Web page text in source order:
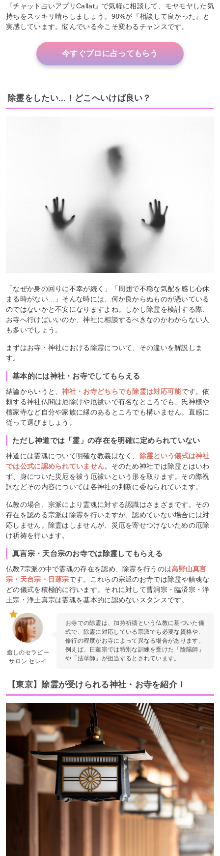
『チャット占いアプリCallat』で気軽に相談して、モヤモヤした気
持ちをスッキリ晴らしましょう。98%が『相談して良かった』と
実感しています。悩んでいる今こそ変わるチャンスです。
今すぐプロに占ってもらう
除霊をしたい...！どこへいけば良い？
「なぜか身の回りに不幸が続く」「周囲で不穏な気配を感じ心休
まる時がない…」そんな時には、何か良からぬものが憑いている
のではないかと不安になりますよね。しかし除霊を検討する際、
お寺へ行けばいいのか、神社に相談するべきなのかわからない人
も多いでしょう。
まずはお寺・神社における除霊について、その違いを解説しま
す。
基本的には神社・お寺でしてもらえる
結論からいうと、神社・お寺どちらでも除霊は対応可能です。依
頼する神社仏閣は厄除けや厄祓いで有名なところでも、氏神様や
檀家寺など自分や家族に縁のあるところでも構いません。直感に
従って選びましょう。
ただし神道では「霊」の存在を明確に定められていない
神道には霊魂について明確な教義はなく、 除霊という儀式は神社
では公式に認められていません。 そのため神社では除霊とはいわ
ず、身についた災厄を祓う厄祓いという形を取ります。その際祝
詞などその内容については各神社の判断に委ねられています。
仏教の場合、宗派により霊魂に対する認識はさまざまです。その
存在を認める宗派は除霊を行いますが、認めていない場合には対
応しません。除霊はしませんが、災厄を寄せつけないための厄除
け祈祷を行います。
真言宗・天台宗のお寺では除霊してもらえる
仏教7宗派の中で霊魂の存在を認め、除霊を行うのは高野山真言
宗・天台宗・日蓮宗です。これらの宗派のお寺では除霊や鎮魂な
どの儀式を積極的に行います。それに対して曹洞宗・臨済宗・浄
土宗・浄土真宗は霊魂を基本的に認めないスタンスです。
癒しのセラピー
サロン セレイ
お寺での除霊は、加持祈禱という仏教に基づいた儀
式で、除霊に対応している宗派でも必要な資格や、
修行の程度がお寺によって異なる場合があります。
例えば、日蓮宗では特別な訓練を受けた「陰陽師」
や「法華師」が担当するとされています。
【東京】除霊が受けられる神社・お寺を紹介！